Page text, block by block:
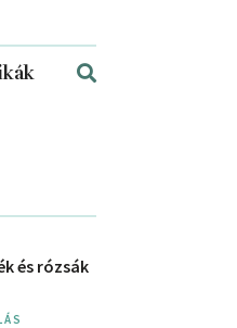
és rózsák